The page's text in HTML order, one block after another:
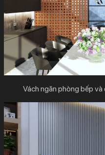
Vách ngăn phòng bếp